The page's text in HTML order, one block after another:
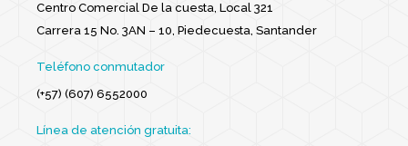
Centro Comercial De la cuesta, Local 321
Carrera 15 No. 3AN – 10, Piedecuesta, Santander
Teléfono conmutador
(+57) (607) 6552000
Línea de atención gratuita: